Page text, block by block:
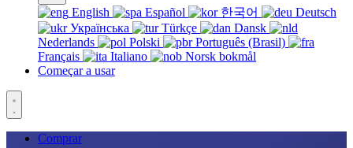
English Español 한국어
Deutsch
Українська
Türkçe
Dansk
Nederlands
Polski
Português (Brasil)
Français
Italiano
Norsk bokmål
Começar a usar
Comprar